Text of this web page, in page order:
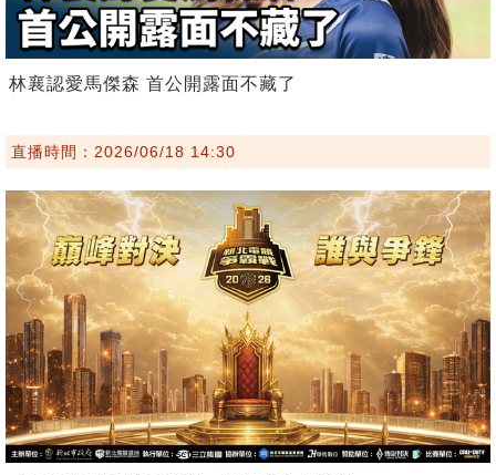
林襄認愛馬傑森 首公開露面不藏了
直播時間：2026/06/18 14:30